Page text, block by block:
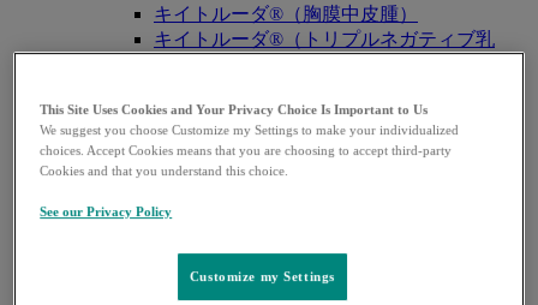
キイトルーダ®（胸膜中皮腫）
キイトルーダ®（トリプルネガティブ乳
キイトルーダ®（胆道癌）
キイトルーダ®（腎細胞癌）
キイトルーダ®（尿路上皮癌）
キイトルーダ®（子宮頸癌）
This Site Uses Cookies and Your Privacy Choice Is Important to Us
We suggest you choose Customize my Settings to make your individualized
choices. Accept Cookies means that you are choosing to accept third-party
Cookies and that you understand this choice.
See our Privacy Policy
Customize my Settings